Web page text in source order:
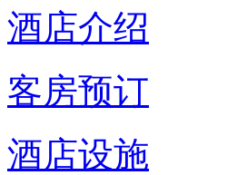
酒店介绍
客房预订
酒店设施